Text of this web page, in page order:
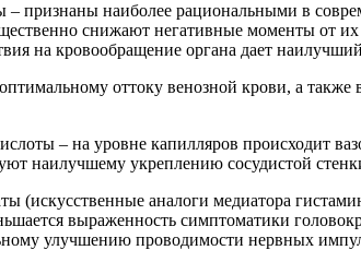
признаны наиболее рациональными в
снижают негативные моменты от
на кровообращение органа дает
оттоку венозной крови, а
– на уровне капилляров происходит
наилучшему укреплению сосудистой
(искусственные аналоги медиатора
выраженность симптоматики
улучшению проводимости нервных